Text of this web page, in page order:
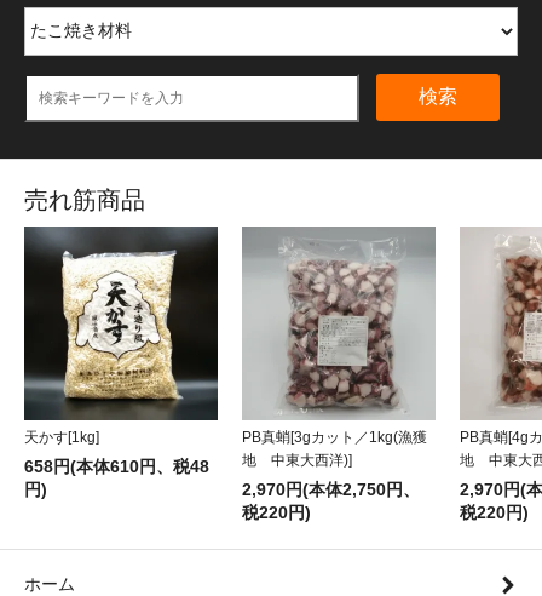
検索
売れ筋商品
天かす[1kg]
658円(本体610円、税48
円)
PB真蛸[3gカット／1kg(漁獲
地 中東大西洋)]
2,970円(本体2,750円、
税220円)
PB真蛸[4g
地 中東大
2,970円(
税220円)
ホーム